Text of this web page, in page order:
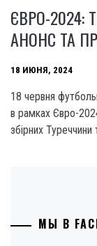
ЄВРО-2024:
АНОНС ТА
18 ИЮНЯ, 2024
18 червня
в рамках Євро-
збірних Туреччини
МЫ В